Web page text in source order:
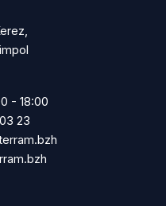
- 18:00
23